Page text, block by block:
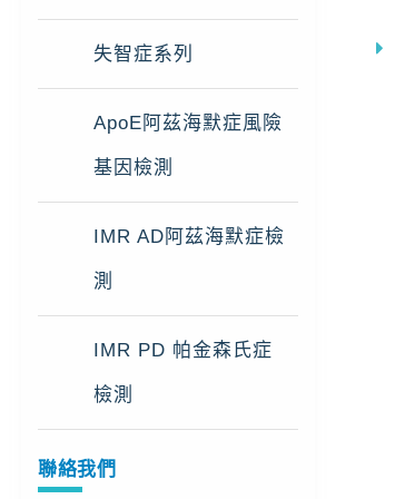
失智症系列
ApoE阿茲海默症風險
基因檢測
IMR AD阿茲海默症檢
測
IMR PD 帕金森氏症
檢測
聯絡我們